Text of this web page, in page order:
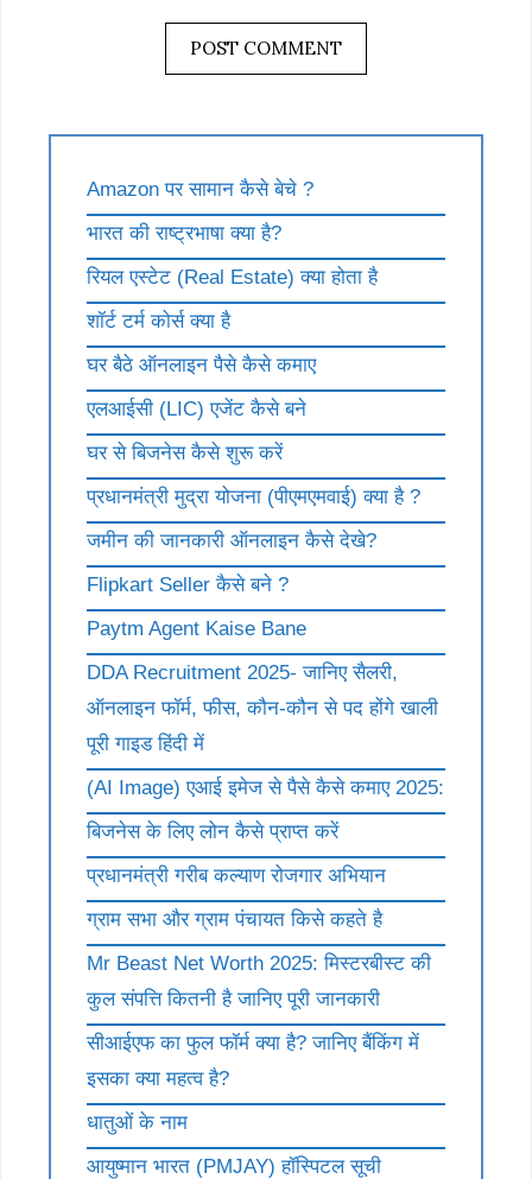
Amazon पर सामान कैसे बेचे ?
भारत की राष्ट्रभाषा क्या है?
रियल एस्टेट (Real Estate) क्या होता है
शॉर्ट टर्म कोर्स क्या है
घर बैठे ऑनलाइन पैसे कैसे कमाए
एलआईसी (LIC) एजेंट कैसे बने
घर से बिजनेस कैसे शुरू करें
प्रधानमंत्री मुद्रा योजना (पीएमएमवाई) क्या है ?
जमीन की जानकारी ऑनलाइन कैसे देखे?
Flipkart Seller कैसे बने ?
Paytm Agent Kaise Bane
DDA Recruitment 2025- जानिए सैलरी,
ऑनलाइन फॉर्म, फीस, कौन-कौन से पद होंगे खाली
पूरी गाइड हिंदी में
(AI Image) एआई इमेज से पैसे कैसे कमाए 2025:
बिजनेस के लिए लोन कैसे प्राप्त करें
प्रधानमंत्री गरीब कल्याण रोजगार अभियान
ग्राम सभा और ग्राम पंचायत किसे कहते है
Mr Beast Net Worth 2025: मिस्टरबीस्ट की
कुल संपत्ति कितनी है जानिए पूरी जानकारी
सीआईएफ का फुल फॉर्म क्या है? जानिए बैंकिंग में
इसका क्या महत्व है?
धातुओं के नाम
आयुष्मान भारत (PMJAY) हॉस्पिटल सूची